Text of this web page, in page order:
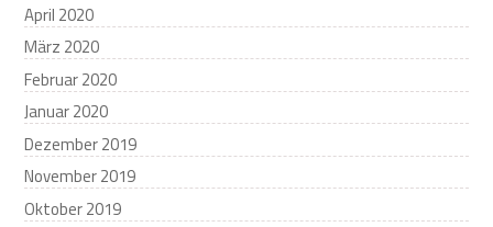
April 2020
März 2020
Februar 2020
Januar 2020
Dezember 2019
November 2019
Oktober 2019